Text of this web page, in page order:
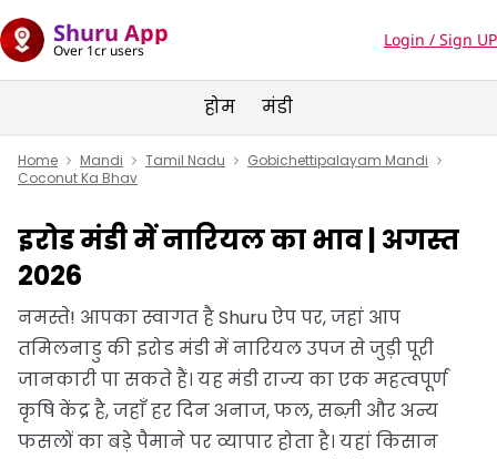
Shuru App
Over 1cr users
Login / Sign UP
होम मंडी
Home Mandi Tamil Nadu
Gobichettipalayam Mandi
Coconut Ka Bhav
इरोड मंडी में नारियल का भाव | अगस्त
2026
नमस्ते! आपका स्वागत है Shuru ऐप पर, जहां आप
तमिलनाडु की इरोड मंडी में नारियल उपज से जुड़ी पूरी
जानकारी पा सकते हैं। यह मंडी राज्य का एक महत्वपूर्ण
कृषि केंद्र है, जहाँ हर दिन अनाज, फल, सब्ज़ी और अन्य
फसलों का बड़े पैमाने पर व्यापार होता है। यहां किसान